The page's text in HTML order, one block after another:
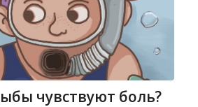
чувствуют боль?